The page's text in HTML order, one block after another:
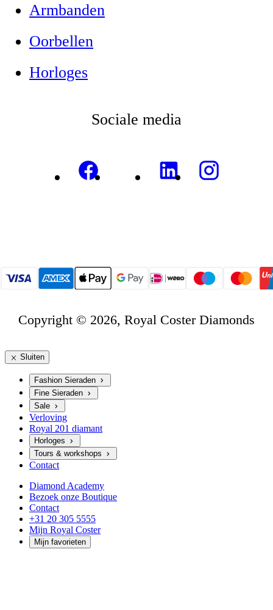
Armbanden
Oorbellen
Horloges
Sociale media
Copyright © 2026, Royal Coster Diamonds
Sluiten
Fashion Sieraden
Fine Sieraden
Sale
Verloving
Royal 201 diamant
Horloges
Tours & workshops
Contact
Diamond Academy
Bezoek onze Boutique
Contact
+31 20 305 5555
Mijn Royal Coster
Mijn favorieten